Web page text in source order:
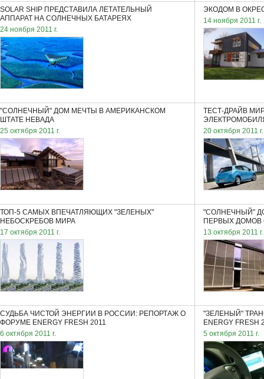
SOLAR SHIP ПРЕДСТАВИЛА ЛЕТАТЕЛЬНЫЙ
АППАРАТ НА СОЛНЕЧНЫХ БАТАРЕЯХ
24 ноября 2011 г.
ЭКОДОМ В
14 ноября 2011 г.
"СОЛНЕЧНЫЙ" ДОМ МЕЧТЫ В АМЕРИКАНСКОМ
ШТАТЕ НЕВАДА
25 октября 2011 г.
ТЕСТ-ДРАЙВ
ЭЛЕКТРОМОБИЛЯ
20 октября 2011 г.
ТОП-5 САМЫХ ВПЕЧАТЛЯЮЩИХ "ЗЕЛЕНЫХ"
НЕБОСКРЕБОВ МИРА
17 октября 2011 г.
"СОЛНЕЧНЫЙ"
ПЕРВЫХ ДОМОВ
13 октября 2011 г.
СУДЬБА ЧИСТОЙ ЭНЕРГИИ В РОССИИ: РЕПОРТАЖ О
ФОРУМЕ ENERGY FRESH 2011
6 октября 2011 г.
"ЗЕЛЕНЫЙ"
ENERGY FRESH
5 октября 2011 г.